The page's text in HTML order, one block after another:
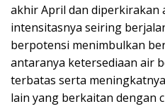
akhir April dan diperkirakan
intensitasnya seiring
berpotensi menimbulkan
antaranya ketersediaan air
terbatas serta
lain yang berkaitan dengan